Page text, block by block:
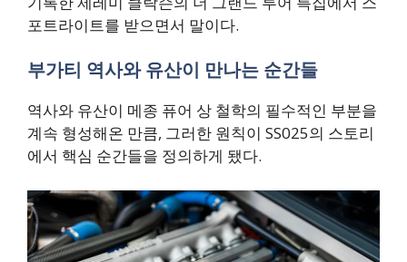
포트라이트를 받으면서 말이다.
부가티 역사와 유산이 만나는 순간들
역사와 유산이 메종 퓨어 상 철학의 필수적인 부분을
계속 형성해온 만큼, 그러한 원칙이 SS025의 스토리
에서 핵심 순간들을 정의하게 됐다.